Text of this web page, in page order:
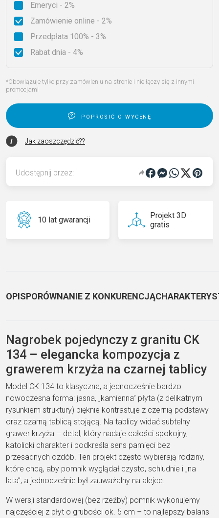
Emeryci - 2%
Zamówienie online - 2%
Przedpłata 100% - 3%
Rabat dnia - 4%
*Obowiązuje tylko przy zamówieniu na stronie i nie łączy się z innymi
promocjami
poprosić o wycenę
Jak zaoszczędzić??
Udostępnij przez:
10 lat gwarancji
Projekt 3D
gratis
OPISPORÓWNANIE Z KONKURENCJĄ
Nagrobek pojedynczy z granitu CK
134 – elegancka kompozycja z
grawerem krzyża na czarnej tablicy
Model CK 134 to klasyczna, a jednocześnie bardzo
nowoczesna forma: jasna, „kamienna” płyta (z delikatnym
rysunkiem struktury) pięknie kontrastuje z czernią podstawy
oraz czarną tablicą stojącą. Na tablicy widać subtelny
grawer krzyża – detal, który nadaje całości spokojny,
katolicki charakter i podkreśla sens pamięci bez
przesadnych ozdób. Ten projekt często wybierają rodziny,
które chcą, aby pomnik wyglądał czysto, schludnie i „na
lata”, a jednocześnie był zauważalny na alejce.
W wersji standardowej (bez rzeźby) pomnik wykonujemy
najczęściej z płyt o grubości ok. 5 cm – to najlepszy balans